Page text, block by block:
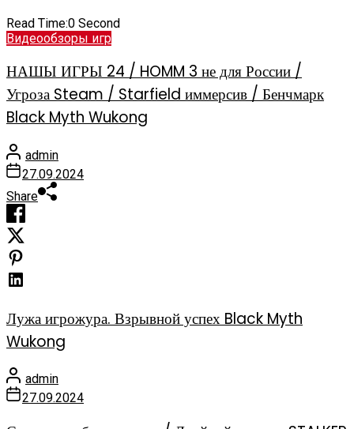
Read Time:0 Second
Видеообзоры игр
НАШЫ ИГРЫ 24 / HOMM 3 не для России /
Угроза Steam / Starfield иммерсив / Бенчмарк
Black Myth Wukong
admin
27.09.2024
Share
Лужа игрожура. Взрывной успех Black Myth
Wukong
admin
27.09.2024